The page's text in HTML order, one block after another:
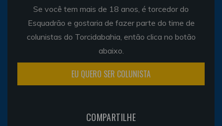
Se você tem mais de 18 anos, é torcedor do
Esquadrão e gostaria de fazer parte do time de
colunistas do Torcidabahia, então clica no botão
abaixo.
EU QUERO SER COLUNISTA
COMPARTILHE